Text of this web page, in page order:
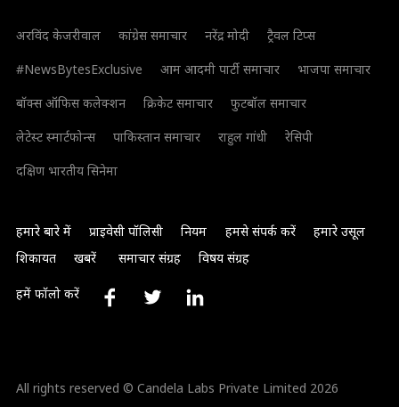
अरविंद केजरीवाल कांग्रेस समाचार नरेंद्र मोदी
ट्रैवल टिप्स
#NewsBytesExclusive
आम आदमी पार्टी समाचार
भाजपा समाचार
बॉक्स ऑफिस कलेक्शन
क्रिकेट समाचार
फुटबॉल समाचार
लेटेस्ट स्मार्टफोन्स
पाकिस्तान समाचार राहुल गांधी
रेसिपी
दक्षिण भारतीय सिनेमा
हमारे बारे में प्राइवेसी पॉलिसी नियम हमसे संपर्क करें
हमारे उसूल
शिकायत
खबरें समाचार संग्रह विषय संग्रह
हमें फॉलो करें
All rights reserved © Candela Labs Private Limited 2026